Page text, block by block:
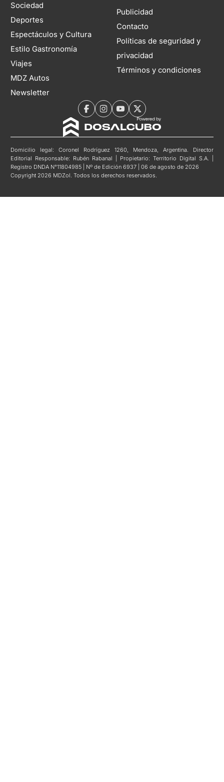
Sociedad
Deportes
Espectáculos y Cultura
Estilo Gastronomía
Viajes
MDZ Autos
Newsletter
Publicidad
Contacto
Políticas de seguridad y
privacidad
Términos y condiciones
Domicilio legal: Coronel Rodríguez 1260, Mendoza, Argentina. Director
Editorial Responsable: Rubén Rabanal | Propietario: Territorio Digital S.A. |
Registro DNDA N°11804985 | Nº de Edición 6937 | 06 de agosto de 2026
Copyright 2026 MDZol. Todos los derechos reservados.